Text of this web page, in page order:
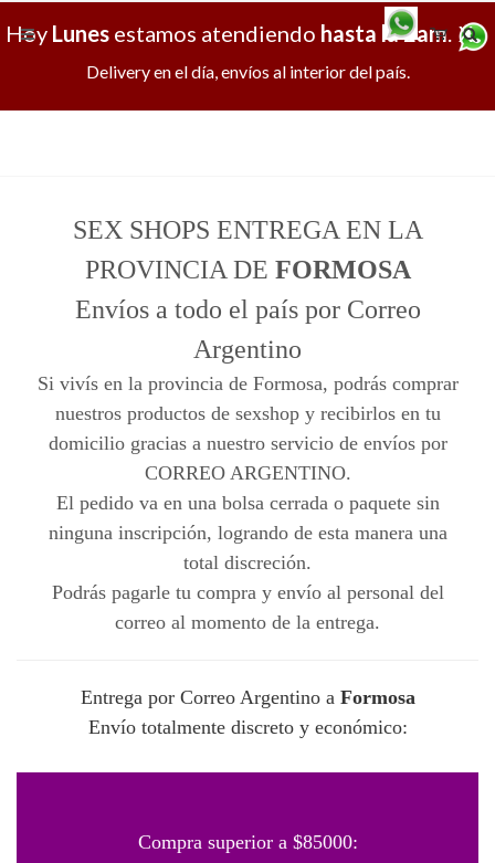
X
Hoy Lunes estamos atendiendo hasta la 2am.
Delivery en el día, envíos al interior del país.
SEX SHOPS ENTREGA EN LA
PROVINCIA DE FORMOSA
Envíos a todo el país por Correo
Argentino
Si vivís en la provincia de Formosa, podrás comprar
nuestros productos de sexshop y recibirlos en tu
domicilio gracias a nuestro servicio de envíos por
CORREO ARGENTINO.
El pedido va en una bolsa cerrada o paquete sin
ninguna inscripción, logrando de esta manera una
total discreción.
Podrás pagarle tu compra y envío al personal del
correo al momento de la entrega.
Entrega por Correo Argentino a Formosa
Envío totalmente discreto y económico:
Compra superior a $85000: